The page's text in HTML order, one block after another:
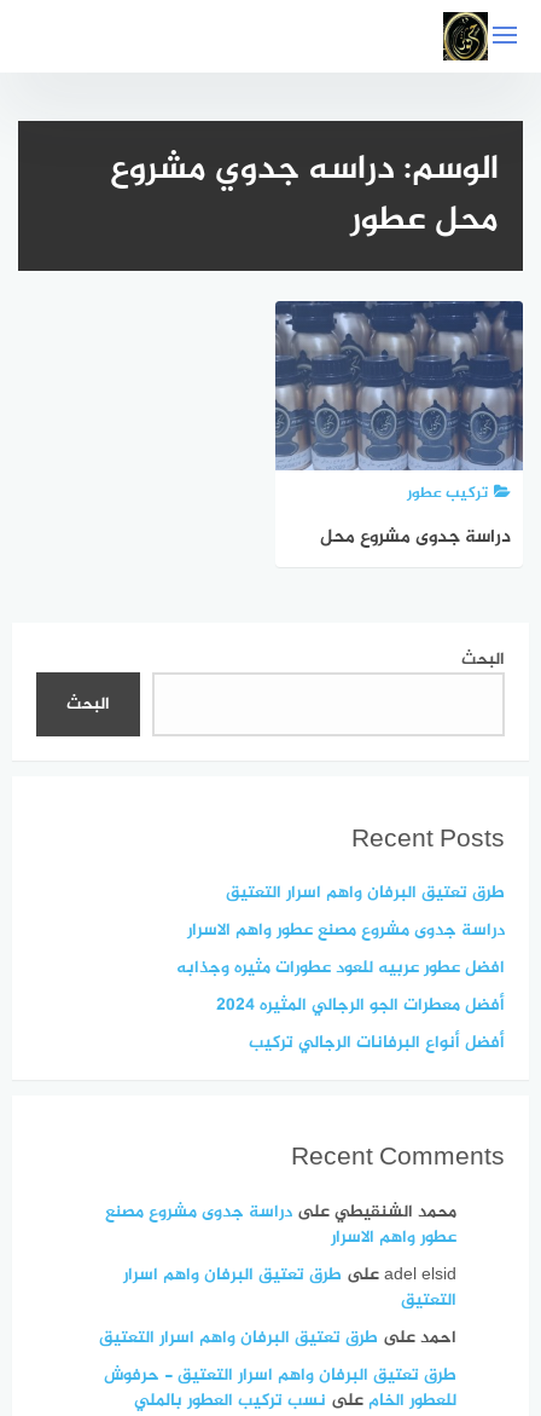
إلى
المحتوى
الوسم:دراسه جدوي مشروع
محل عطور
تركيب عطور
دراسة جدوى مشروع محل
البحث
البحث
Recent Posts
طرق تعتيق البرفان واهم اسرار التعتيق
دراسة جدوى مشروع مصنع عطور واهم الاسرار
افضل عطور عربيه للعود عطورات مثيره وجذابه
أفضل معطرات الجو الرجالي المثيره 2024
أفضل أنواع البرفانات الرجالي تركيب
Recent Comments
محمد الشنقيطيعلى دراسة جدوى مشروع مصنع
عطور واهم الاسرار
adel elsidعلى طرق تعتيق البرفان واهم اسرار
التعتيق
احمدعلى طرق تعتيق البرفان واهم اسرار التعتيق
طرق تعتيق البرفان واهم اسرار التعتيق - حرفوش
للعطور الخامعلى نسب تركيب العطور بالملي